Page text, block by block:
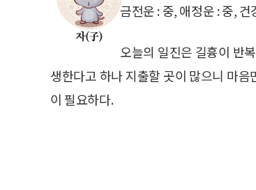
금전운 : 중, 애정운 : 중, 건
오늘의 일진은 길흉이 반
생한다고 하나 지출할 곳이 많으니 마
이 필요하다.